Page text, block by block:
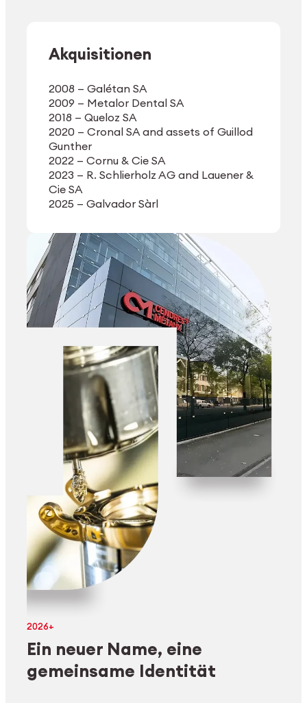
Akquisitionen
2008 — Galétan SA
2009 — Metalor Dental SA
2018 — Queloz SA
2020 — Cronal SA and assets of Guillod
Gunther
2022 — Cornu & Cie SA
2023 — R. Schlierholz AG and Lauener &
Cie SA
2025 — Galvador Sàrl
2026+
Ein neuer Name, eine
gemeinsame Identität